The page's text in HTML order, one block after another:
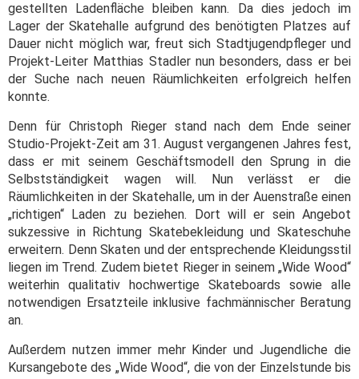
gestellten Ladenfläche bleiben kann. Da dies jedoch im
Lager der Skatehalle aufgrund des benötigten Platzes auf
Dauer nicht möglich war, freut sich Stadtjugendpfleger und
Projekt-Leiter Matthias Stadler nun besonders, dass er bei
der Suche nach neuen Räumlichkeiten erfolgreich helfen
konnte.
Denn für Christoph Rieger stand nach dem Ende seiner
Studio-Projekt-Zeit am 31. August vergangenen Jahres fest,
dass er mit seinem Geschäftsmodell den Sprung in die
Selbstständigkeit wagen will. Nun verlässt er die
Räumlichkeiten in der Skatehalle, um in der Auenstraße einen
„richtigen“ Laden zu beziehen. Dort will er sein Angebot
sukzessive in Richtung Skatebekleidung und Skateschuhe
erweitern. Denn Skaten und der entsprechende Kleidungsstil
liegen im Trend. Zudem bietet Rieger in seinem „Wide Wood“
weiterhin qualitativ hochwertige Skateboards sowie alle
notwendigen Ersatzteile inklusive fachmännischer Beratung
an.
Außerdem nutzen immer mehr Kinder und Jugendliche die
Kursangebote des „Wide Wood“, die von der Einzelstunde bis